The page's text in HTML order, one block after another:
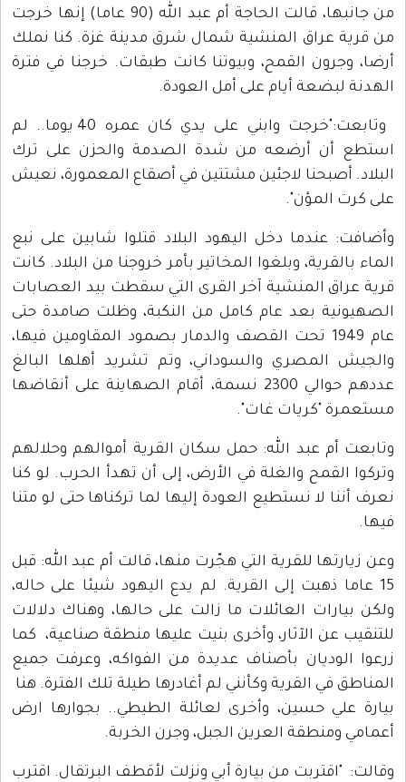
من جانبها، قالت الحاجة أم عبد الله (90 عاما) إنها خرجت
من قرية عراق المنشية شمال شرق مدينة غزة. كنا نملك
أرضا، وجرون القمح، وبيوتنا كانت طبقات. خرجنا في فترة
الهدنة لبضعة أيام على أمل العودة.
وتابعت:"خرجت وابني على يدي كان عمره 40 يوما.. لم
استطع أن أرضعه من شدة الصدمة والحزن على ترك
البلاد. أصبحنا لاجئين مشتتين في أصقاع المعمورة، نعيش
على كرت المؤن".
وأضافت: عندما دخل اليهود البلاد قتلوا شابين على نبع
الماء بالقرية، وبلغوا المخاتير بأمر خروجنا من البلاد. كانت
قرية عراق المنشية آخر القرى التي سقطت بيد العصابات
الصهيونية بعد عام كامل من النكبة، وظلت صامدة حتى
عام 1949 تحت القصف والدمار بصمود المقاومين فيها،
والجيش المصري والسوداني، وتم تشريد أهلها البالغ
عددهم حوالي 2300 نسمة، أقام الصهاينة على أنقاضها
مستعمرة "كريات غات".
وتابعت أم عبد الله: حمل سكان القرية أموالهم وحلالهم
وتركوا القمح والغلة في الأرض، إلى أن تهدأ الحرب. لو كنا
نعرف أننا لا نستطيع العودة إليها لما تركناها حتى لو متنا
فيها.
وعن زيارتها للقرية التي هجّرت منها، قالت أم عبد الله: قبل
15 عاما ذهبت إلى القرية. لم يدع اليهود شيئا على حاله،
ولكن بيارات العائلات ما زالت على حالها، وهناك دلالات
للتنقيب عن الآثار، وأخرى بنيت عليها منطقة صناعية، كما
زرعوا الوديان بأصناف عديدة من الفواكه، وعرفت جميع
المناطق في القرية وكأنني لم أغادرها طيلة تلك الفترة. هنا
بيارة علي حسين، وأخرى لعائلة الطيطي.. بجوارها ارض
أعمامي ومنطقة العرين الجبل، وجرن الخربة.
وقالت: "اقتربت من بيارة أبي ونزلت لأقطف البرتقال. اقترب